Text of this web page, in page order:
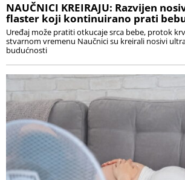
NAUČNICI KREIRAJU: Razvijen
flaster koji kontinuirano prati
Uređaj može pratiti otkucaje srca bebe, protok
stvarnom vremenu Naučnici su kreirali nosivi
budućnosti